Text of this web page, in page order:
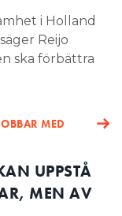
UPPSTÅ
MEN AV
ström som